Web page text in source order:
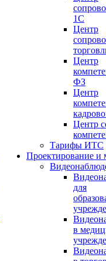
1С
Центр
Центр
ФЗ
Центр
Центр
Тарифы ИТС
Проектирование и
для
в